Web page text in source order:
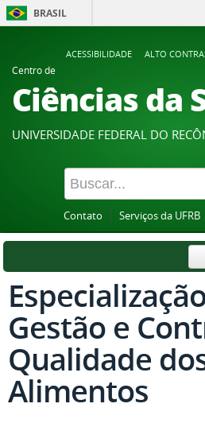
BRASIL
ACESSIBILIDADE ALTO
Centro de
Ciências da
UNIVERSIDADE FEDERAL DO
Contato Serviços da UFRB
Gestão e
Qualidade
Alimentos